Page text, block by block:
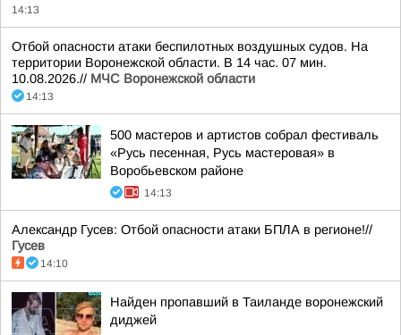
14:13
Отбой опасности атаки беспилотных воздушных судов. На
территории Воронежской области. В 14 час. 07 мин.
10.08.2026.// МЧС Воронежской области
14:13
500 мастеров и артистов собрал фестиваль
«Русь песенная, Русь мастеровая» в
Воробьевском районе
14:13
Александр Гусев: Отбой опасности атаки БПЛА в регионе!//
Гусев
14:10
Найден пропавший в Таиланде воронежский
диджей